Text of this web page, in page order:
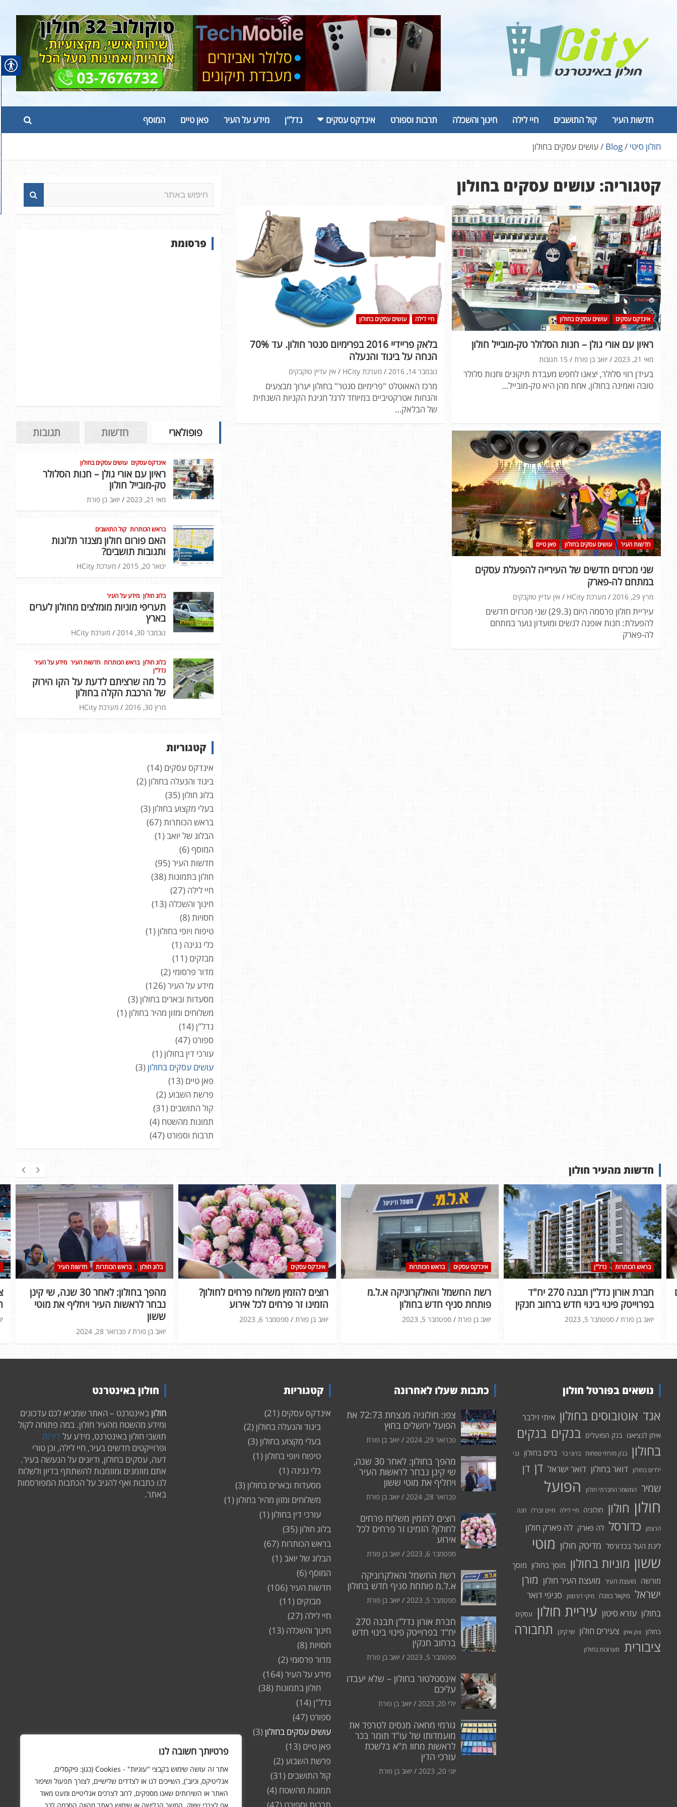
פרטיותך חשובה לנו
אתר זה עושה שימוש בקבצי "עוגיות" - Cookies (כגון: פיקסלים,
אנליטיקס, וכיוב'), השייכים לנו או לצדדים שלישיים, לצורך תפעול ושיפור
האתר או השירותים שאנו מספקים, לרוב לצרכים אנליטיים ומעט מאוד
חדשות העיר קול התושבים חיי לילה חינוך והשכלה תרבות וספורט אינדקס עסקים נדל"ן מידע על העיר פאן טיים המוסף
חולון סיטי Blog עושים עסקים בחולון
קטגוריה: עושים עסקים בחולון
אינדקס עסקים עושים עסקים בחולון
ראיון עם אורי גולן – חנות הסלולר טק-מובייל חולון
מאי 21, 2023 יואב בן פורת 15 תגובות
בעידן רווי סלולר, יצאנו לחפש מעבדת תיקונים וחנות סלולר
טובה ואמינה בחולון, אחת מהן היא טק-מובייל…
חיי לילה עושים עסקים בחולון
בלאק פריידיי 2016 בפרימיום סנטר חולון. עד 70%
הנחה על ביגוד והנעלה
נובמבר 14, 2016 מערכת HCity אין עדיין טוקבקים
מרכז האאוטלט "פרימיום סנטר" בחולון יערוך מבצעים
והנחות אטרקטיביים במיוחד לרגל חגיגת הקניות השנתית
של הבלאק…
חדשות העיר עושים עסקים בחולון פאן טיים
שני מכרזים חדשים של העירייה להפעלת עסקים
במתחם לה-פארק
מרץ 29, 2016 מערכת HCity אין עדיין טוקבקים
עיריית חולון פרסמה היום (29.3) שני מכרזים חדשים
להפעלת: חנות אופנה לנשים ומועדון נוער במתחם
לה-פארק
פ
ש
פרסומת
פופולארי חדשות תגובות
אינדקס עסקים עושים עסקים בחולון
ראיון עם אורי גולן – חנות הסלולר
טק-מובייל חולון
מאי 21, 2023 יואב בן פורת
בראש הכותרות קול התושבים
האם פורום חולון מצנזר תלונות
ותגובות תושבים?
ינואר 20, 2015 מערכת HCity
בלוג חולון מידע על העיר
תעריפי מוניות מומלצים מחולון לערים
בארץ
נובמבר 30, 2014 מערכת HCity
בלוג חולון בראש הכותרות חדשות העיר מידע על העיר
נדל"ן
כל מה שרציתם לדעת על הקו הירוק
של הרכבת הקלה בחולון
מרץ 30, 2016 מערכת HCity
קטגוריות
אינדקס עסקים (14)
ביגוד והנעלה בחולון(2)
בלוג חולון(35)
בעלי מקצוע בחולון(3)
בראש הכותרות (67)
הבלוג של יואב (1)
המוסף(6)
חדשות העיר(95)
חולון בתמונות (38)
חיי לילה (27)
חינוך והשכלה (13)
חסויות (8)
טיפוח ויופי בחולון(1)
כלי נגינה (1)
מבזקים (11)
מדור פרסומי (2)
מידע על העיר(126)
מסעדות ובארים בחולון(3)
משלוחים ומזון מהיר בחולון(1)
נדל"ן(14)
ספורט (47)
עורכי דין בחולון(1)
עושים עסקים בחולון(3)
פאן טיים (13)
פרשת השבוע (2)
קול התושבים (31)
תמונות מהשטח (4)
תרבות וספורט (47)
חדשות מהעיר חולון
בלוג חולון בראש הכותרות חדשות העיר
מהפך בחולון: לאחר 30 שנה, שי קינן
נבחר לראשות העיר ויחליף את מוטי
ששון
פברואר 28, 2024 יואב בן פורת
אינדקס עסקים
רוצים להזמין משלוח פרחים לחולון?
הזמינו זר פרחים לכל אירוע
ספטמבר 6, 2023 יואב בן פורת
אינדקס עסקים בראש הכותרות
רשת החשמל והאלקרוניקה א.ל.מ
פותחת סניף חדש בחולון
ספטמבר 5, 2023 יואב בן פורת
בראש הכותרות נדל"ן
חברת אורון נדל"ן תבנה 270 יח"ד
בפרוייטק פינוי בינוי חדש ברחוב חנקין
ספטמבר 5, 2023 יואב בן פורת
נושאים בפורטל חולון
אגד אוטובוסים בחולון איתי זילבר
איתן לנציאנו בנק הפועלים בנקים בנקים
בחולון בנק מזרחי טפחות ברוני בר ברים בחולון גני
ילדים בחולון דואר בחולון דואר ישראל דן דן
שמיר המשמר החברתי חולון
הפועל
חולון חולון חולוניה חיי לילה חיים זברלו חנה
הרצמן כדורסל לה פארק לה פארק חולון
ליגת העל בכדורסל מדיטק חולון מוטי
ששון מוניות בחולון מוסך בחולון מוסך
מורשה
מועצת העיר מועצת העיר חולון מורן
ישראל מיקאל בוזגלו מיקי דורסמן סניפי דואר
בחולון עזרא סיטון עיריית חולון עסקים
בחולון
צוק איתן צעירים חולון שי קינן
תחבורה
ציבורית
תערוכות בחולון
כתבות שעלו לאחרונה
צפו: חולוניה מנצחת 72:73 את
הפועל ירושלים בחוץ
פברואר 29, 2024 יואב בן פורת
מהפך בחולון: לאחר 30 שנה,
שי קינן נבחר לראשות העיר
ויחליף את מוטי ששון
פברואר 28, 2024 יואב בן פורת
רוצים להזמין משלוח פרחים
לחולון? הזמינו זר פרחים לכל
אירוע
ספטמבר 6, 2023 יואב בן פורת
רשת החשמל והאלקרוניקה
א.ל.מ פותחת סניף חדש בחולון
ספטמבר 5, 2023 יואב בן פורת
חברת אורון נדל"ן תבנה 270
יח"ד בפרוייטק פינוי בינוי חדש
ברחוב חנקין
ספטמבר 5, 2023 יואב בן פורת
אינסטלטור בחולון – שלא יעבדו
עליכם
יולי 20, 2023 יואב בן פורת
גורמי מחאה מנסים לטרפד את
מועמדותו של עו"ד תומר בכר
לראשות מחוז ת"א בלשכת
עורכי הדין
יוני 20, 2023 יואב בן פורת
קטגוריות
אינדקס עסקים (21)
ביגוד והנעלה בחולון(2)
בעלי מקצוע בחולון(3)
טיפוח ויופי בחולון(1)
כלי נגינה (1)
מסעדות ובארים בחולון(3)
משלוחים ומזון מהיר בחולון(1)
עורכי דין בחולון(1)
בלוג חולון(35)
בראש הכותרות(67)
הבלוג של יואב (1)
המוסף(6)
חדשות העיר(106)
מבזקים (11)
חיי לילה (27)
חינוך והשכלה (13)
חסויות(8)
מדור פרסומי (2)
מידע על העיר(164)
חולון בתמונות(38)
נדל"ן(14)
ספורט (47)
עושים עסקים בחולון(3)
פאן טיים (13)
פרשת השבוע(2)
קול התושבים (31)
תמונות מהשטח (4)
חולון באינטרנט
חולוןבאינטרנט – האתר שמביא לכם עדכונים
ומידע מהשטח מהעיר חולון. במה פתוחה לקול
תושבי חולון באינטרנט, מידע על דירות
ופרוייקטים חדשים בעיר, חיי לילה, וכן טורי
דעה, עסקים בחולון, ודיונים על הנעשה בעיר.
אתם מוזמנים ומוזמנות להשתתף בדיון ולשלוח
לנו כתבות ואף להגיב על הכתבות המפורסמות
באתר.